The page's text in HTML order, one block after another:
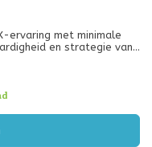
ervaring met minimale
en strategie van
het verwoeste Domineum
plaatsing van